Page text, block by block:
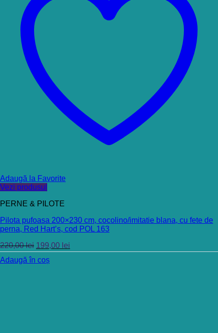
Adaugă la Favorite
Vezi produsul
PERNE & PILOTE
Pilota pufoasa 200×230 cm, cocolino/imitatie blana, cu fete de
perna, Red Hart’s, cod POL 163
220,00lei 199,00 lei
Adaugă în coș